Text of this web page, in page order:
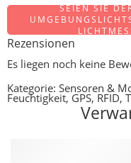
SEIEN SIE
Rezensionen
Es liegen noch keine
Kategorie: Sensoren &
Feuchtigkeit, GPS, RFID,